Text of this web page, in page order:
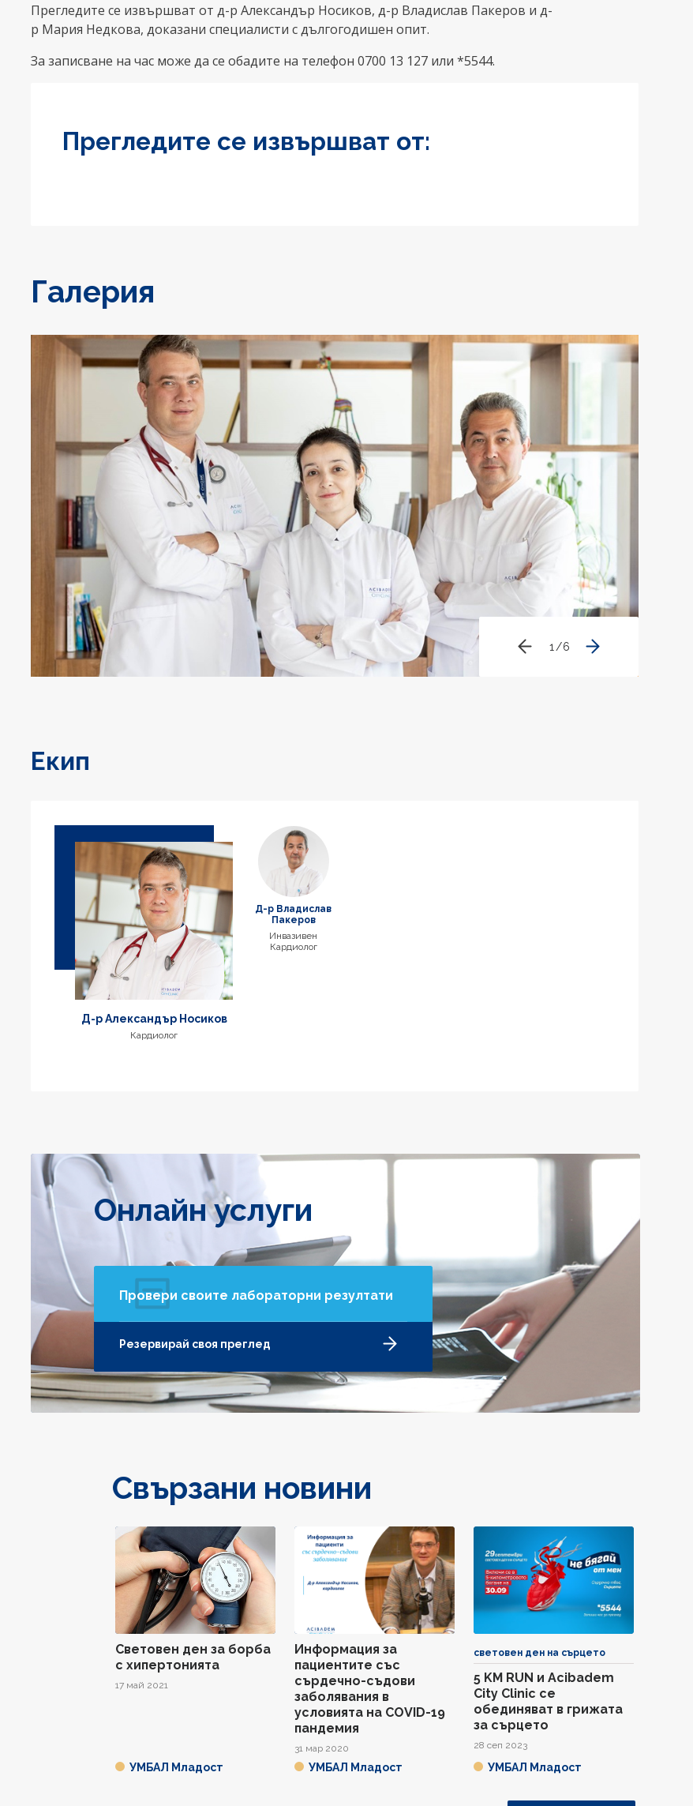
Прегледите се извършват от д-р Александър Носиков, д-р Владислав Пакеров и д-
р Мария Недкова, доказани специалисти с дългогодишен опит.
За записване на час може да се обадите на телефон 0700 13 127 или *5544.
Прегледите се извършват от:
Галерия
1 /6
Екип
Д-р Александър Носиков
Кардиолог
Д-р Владислав
Пакеров
Инвазивен
Кардиолог
Онлайн услуги
Провери своите лабораторни резултати
Резервирай своя преглед
Свързани новини
Световен ден за борба
с хипертонията
17 май 2021
УМБАЛ Младост
Информация за
пациентите със
сърдечно-съдови
заболявания в
условията на COVID-19
пандемия
31 мар 2020
УМБАЛ Младост
световен ден на сърцето
5 KM RUN и Acibadem
City Clinic се
обединяват в грижата
за сърцето
28 сеп 2023
УМБАЛ Младост